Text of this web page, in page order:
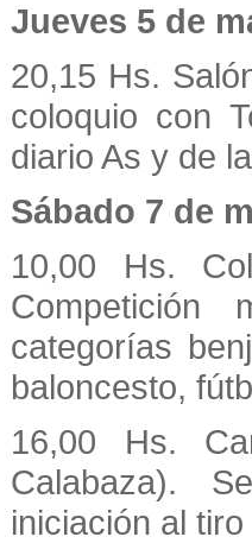
Jueves 5 de
20,15 Hs.
coloquio con
diario As y de
Sábado 7 de
10,00 Hs.
categorías
baloncesto,
16,00 Hs.
Calabaza).
iniciación al